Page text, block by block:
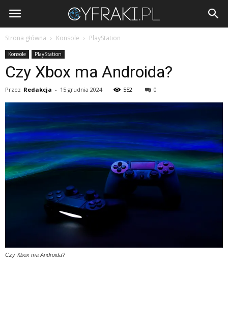
Cyfraki.pl
Strona główna Konsole PlayStation
Konsole PlayStation
Czy Xbox ma Androida?
Przez Redakcja - 15 grudnia 2024 552 0
Czy Xbox ma Androida?